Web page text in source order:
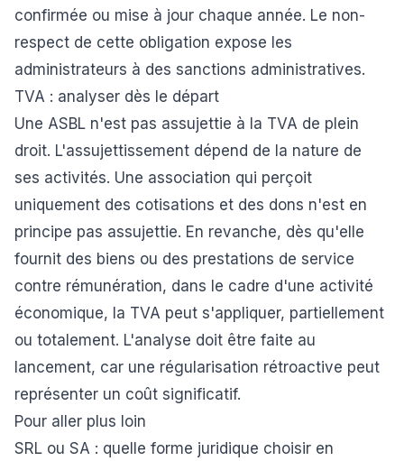
confirmée ou mise à jour chaque année. Le non-
respect de cette obligation expose les
administrateurs à des sanctions administratives.
TVA : analyser dès le départ
Une ASBL n'est pas assujettie à la TVA de plein
droit. L'assujettissement dépend de la nature de
ses activités. Une association qui perçoit
uniquement des cotisations et des dons n'est en
principe pas assujettie. En revanche, dès qu'elle
fournit des biens ou des prestations de service
contre rémunération, dans le cadre d'une activité
économique, la TVA peut s'appliquer, partiellement
ou totalement. L'analyse doit être faite au
lancement, car une régularisation rétroactive peut
représenter un coût significatif.
Pour aller plus loin
SRL ou SA : quelle forme juridique choisir en